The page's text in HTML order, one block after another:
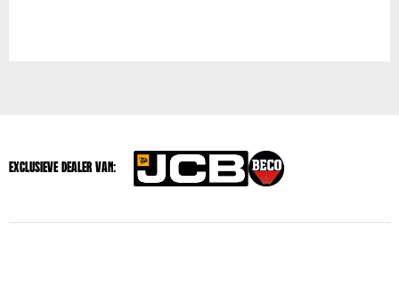
Exclusieve dealer van: